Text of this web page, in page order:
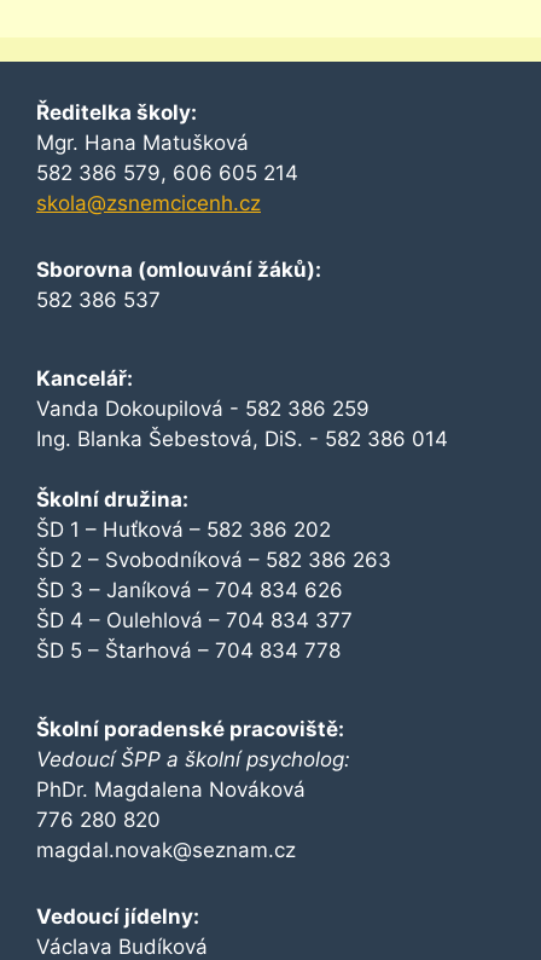
Ředitelka školy:
Mgr. Hana Matušková
582 386 579, 606 605 214
skola@zsnemcicenh.cz
Sborovna (omlouvání žáků):
582 386 537
Kancelář:
Vanda Dokoupilová - 582 386 259
Ing. Blanka Šebestová, DiS. - 582 386 014
Školní družina:
ŠD 1 – Huťková – 582 386 202
ŠD 2 – Svobodníková – 582 386 263
ŠD 3 – Janíková – 704 834 626
ŠD 4 – Oulehlová – 704 834 377
ŠD 5 – Štarhová – 704 834 778
Školní poradenské pracoviště:
Vedoucí ŠPP a školní psycholog:
PhDr. Magdalena Nováková
776 280 820
magdal.novak@seznam.cz
Vedoucí jídelny:
Václava Budíková